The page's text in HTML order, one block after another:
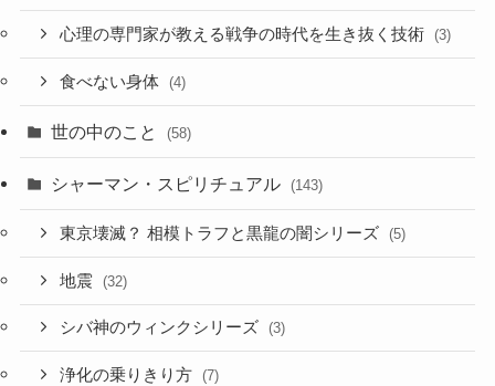
心理の専門家が教える戦争の時代を生き抜く技術 (3)
食べない身体 (4)
世の中のこと (58)
シャーマン・スピリチュアル (143)
東京壊滅？ 相模トラフと黒龍の闇シリーズ (5)
地震 (32)
シバ神のウィンクシリーズ (3)
浄化の乗りきり方 (7)